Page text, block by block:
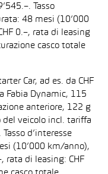
Tasso
48 mesi (10’000
0.–, rata di leasing
casco totale
Car, ad es. da CHF
Fabia Dynamic, 115
anteriore, 122 g
del veicolo incl. tariffa
d’interesse
(10’000 km/anno),
rata di leasing: CHF